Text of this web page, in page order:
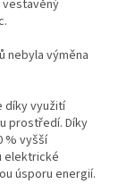
vestavěný
nebyla výměna
díky využití
prostředí. Díky
% vyšší
elektrické
úsporu energií.